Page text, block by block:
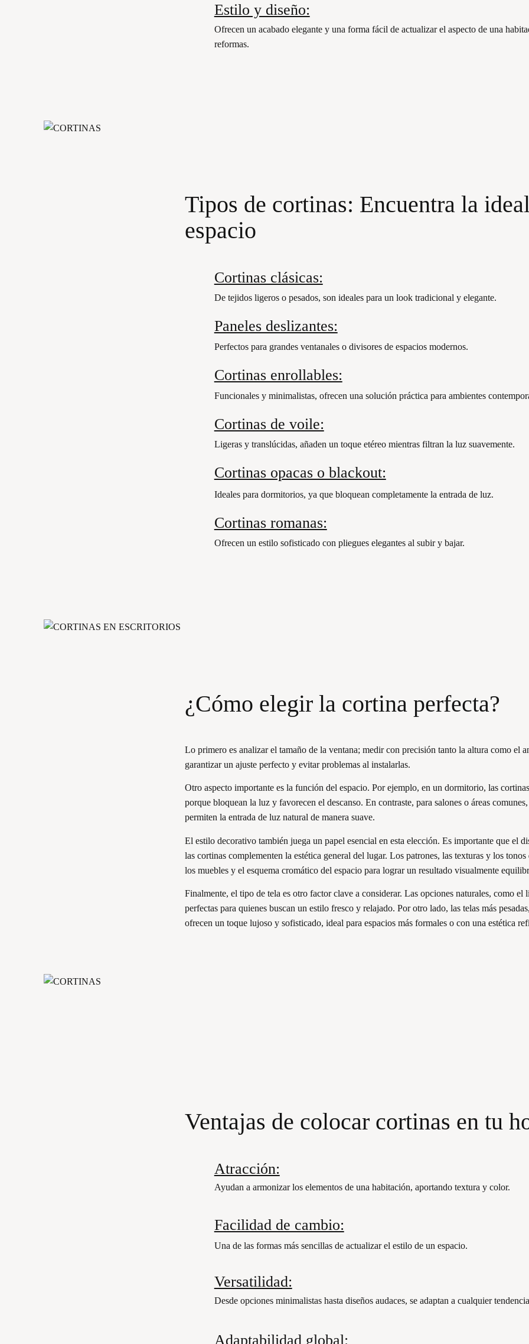
Estilo y diseño:
Ofrecen un acabado elegante y una forma fácil de actualizar el aspecto de una
reformas.
Tipos de cortinas: Encuentra la
espacio
Cortinas clásicas:
De tejidos ligeros o pesados, son ideales para un look tradicional y elegante.
Paneles deslizantes:
Perfectos para grandes ventanales o divisores de espacios modernos.
Cortinas enrollables:
Funcionales y minimalistas, ofrecen una solución práctica para ambientes
Cortinas de voile:
Ligeras y translúcidas, añaden un toque etéreo mientras filtran la luz suavemente.
Cortinas opacas o blackout:
Ideales para dormitorios, ya que bloquean completamente la entrada de luz.
Cortinas romanas:
Ofrecen un estilo sofisticado con pliegues elegantes al subir y bajar.
¿Cómo elegir la cortina perfecta?
Lo primero es analizar el tamaño de la ventana; medir con precisión tanto la altura como el
garantizar un ajuste perfecto y evitar problemas al instalarlas.
Otro aspecto importante es la función del espacio. Por ejemplo, en un dormitorio, las
porque bloquean la luz y favorecen el descanso. En contraste, para salones o áreas
permiten la entrada de luz natural de manera suave.
El estilo decorativo también juega un papel esencial en esta elección. Es importante que el
las cortinas complementen la estética general del lugar. Los patrones, las texturas y los
los muebles y el esquema cromático del espacio para lograr un resultado visualmente
Finalmente, el tipo de tela es otro factor clave a considerar. Las opciones naturales, como el
perfectas para quienes buscan un estilo fresco y relajado. Por otro lado, las telas más
ofrecen un toque lujoso y sofisticado, ideal para espacios más formales o con una estética
Ventajas de colocar cortinas en tu
Atracción:
Ayudan a armonizar los elementos de una habitación, aportando textura y color.
Facilidad de cambio:
Una de las formas más sencillas de actualizar el estilo de un espacio.
Versatilidad:
Desde opciones minimalistas hasta diseños audaces, se adaptan a cualquier
Adaptabilidad global: